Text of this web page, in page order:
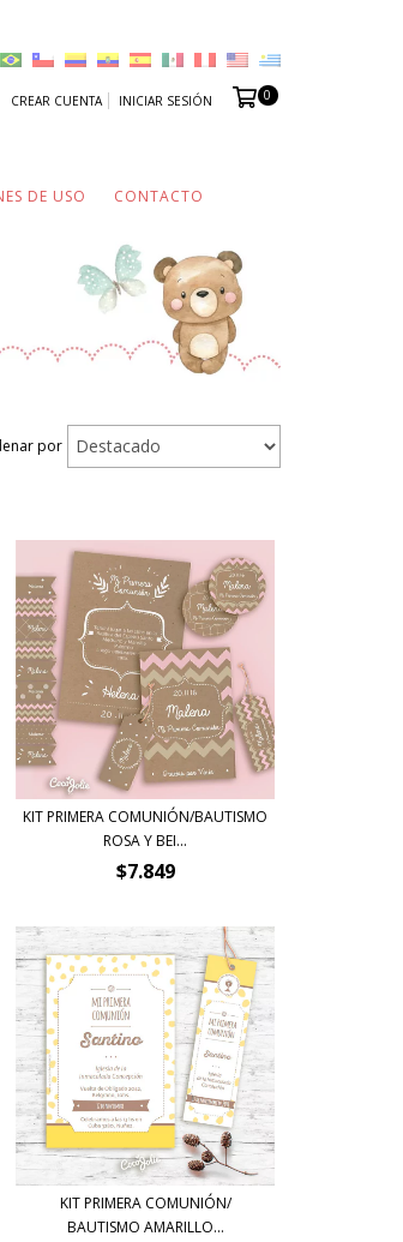
CREAR CUENTA INICIAR SESIÓN 0
DE USO CONTACTO
por
KIT PRIMERA COMUNIÓN/BAUTISMO
ROSA Y BEI...
$7.849
KIT PRIMERA COMUNIÓN/
BAUTISMO AMARILLO...